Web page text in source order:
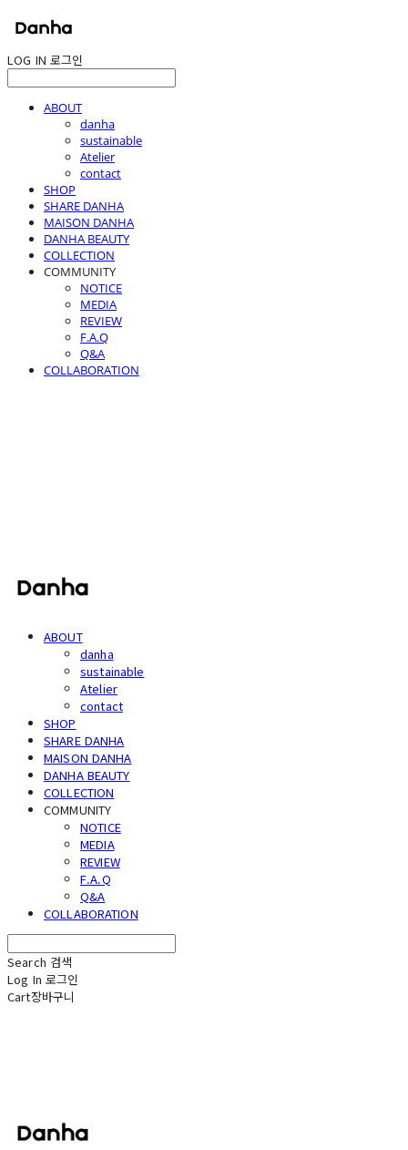
LOG IN 로그인
ABOUT
danha
sustainable
Atelier
contact
SHOP
SHARE DANHA
MAISON DANHA
DANHA BEAUTY
COLLECTION
COMMUNITY
NOTICE
MEDIA
REVIEW
F.A.Q
Q&A
COLLABORATION
ABOUT
danha
sustainable
Atelier
contact
SHOP
SHARE DANHA
MAISON DANHA
DANHA BEAUTY
COLLECTION
COMMUNITY
NOTICE
MEDIA
REVIEW
F.A.Q
Q&A
COLLABORATION
Search 검색
Log In 로그인
Cart장바구니